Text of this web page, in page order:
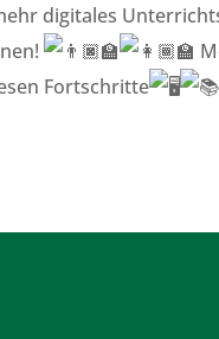
digitales
Fortschritte